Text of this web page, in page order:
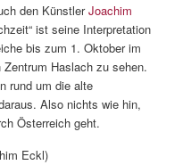
den KünstlerJoachim
ist seine Interpretation
bis zum 1. Oktober im
Haslach zu sehen.
rund um die alte
Also nichts wie hin,
Österreich geht.
Eckl)